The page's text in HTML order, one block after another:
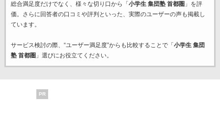
総合満足度だけでなく、様々な切り口から「 小学生 集団塾 首都圏 」を評
価。さらに回答者の口コミや評判といった、実際のユーザーの声も掲載し
ています。
サービス検討の際、“ユーザー満足度”からも比較することで「 小学生 集団
塾 首都圏 」選びにお役立てください。
PR